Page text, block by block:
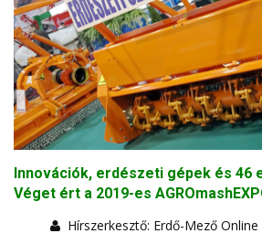
Innovációk, erdészeti gépek és 46
Véget ért a 2019-es
Hírszerkesztő: Erdő-Mező Online